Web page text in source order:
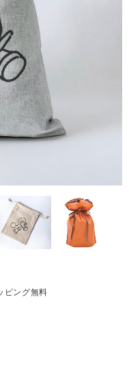
ピング無料